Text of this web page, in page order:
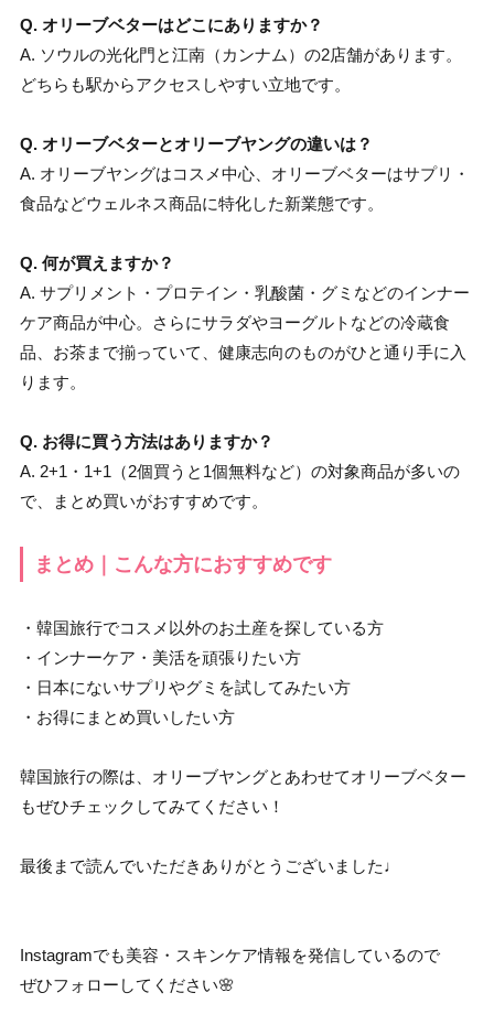
Q. オリーブベターはどこにありますか？
A. ソウルの光化門と江南（カンナム）の2店舗があります。
どちらも駅からアクセスしやすい立地です。
Q. オリーブベターとオリーブヤングの違いは？
A. オリーブヤングはコスメ中心、オリーブベターはサプリ・
食品などウェルネス商品に特化した新業態です。
Q. 何が買えますか？
A. サプリメント・プロテイン・乳酸菌・グミなどのインナー
ケア商品が中心。さらにサラダやヨーグルトなどの冷蔵食
品、お茶まで揃っていて、健康志向のものがひと通り手に入
ります。
Q. お得に買う方法はありますか？
A. 2+1・1+1（2個買うと1個無料など）の対象商品が多いの
で、まとめ買いがおすすめです。
まとめ｜こんな方におすすめです
・韓国旅行でコスメ以外のお土産を探している方
・インナーケア・美活を頑張りたい方
・日本にないサプリやグミを試してみたい方
・お得にまとめ買いしたい方
韓国旅行の際は、オリーブヤングとあわせてオリーブベター
もぜひチェックしてみてください！
最後まで読んでいただきありがとうございました♩
Instagramでも美容・スキンケア情報を発信しているので
ぜひフォローしてください🌸